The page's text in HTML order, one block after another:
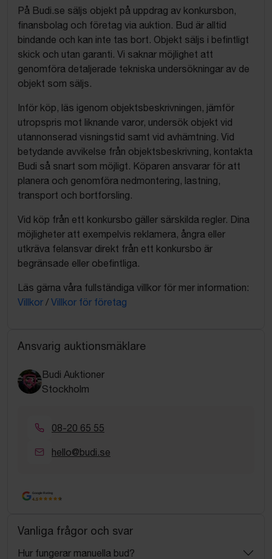
På Budi.se säljs objekt på uppdrag av konkursbon,
finansbolag och företag via auktion. Bud är alltid
bindande och kan inte tas bort. Objekt säljs i befintligt
skick och utan garanti. Vi saknar möjlighet att
genomföra detaljerade tekniska undersökningar av de
objekt som säljs.
Inför köp, läs igenom objektsbeskrivningen, jämför
utropspris mot liknande varor, undersök objekt vid
utannonserad visningstid samt vid avhämtning. Vid
betydande avvikelse från objektsbeskrivning, kontakta
Budi så snart som möjligt. Köparen ansvarar för att
planera och genomföra nedmontering, lastning,
transport och bortforsling.
Vid köp från ett konkursbo gäller särskilda regler. Dina
möjligheter att exempelvis reklamera, ångra eller
utkräva felansvar direkt från ett konkursbo är
begränsade eller obefintliga.
Läs gärna våra fullständiga villkor för mer information:
Villkor / Villkor för företag
Ansvarig auktionsmäklare
Budi Auktioner
Stockholm
08-20 65 55
hello@budi.se
Google Rating
4.5
Vanliga frågor och svar
Hur fungerar manuella bud?